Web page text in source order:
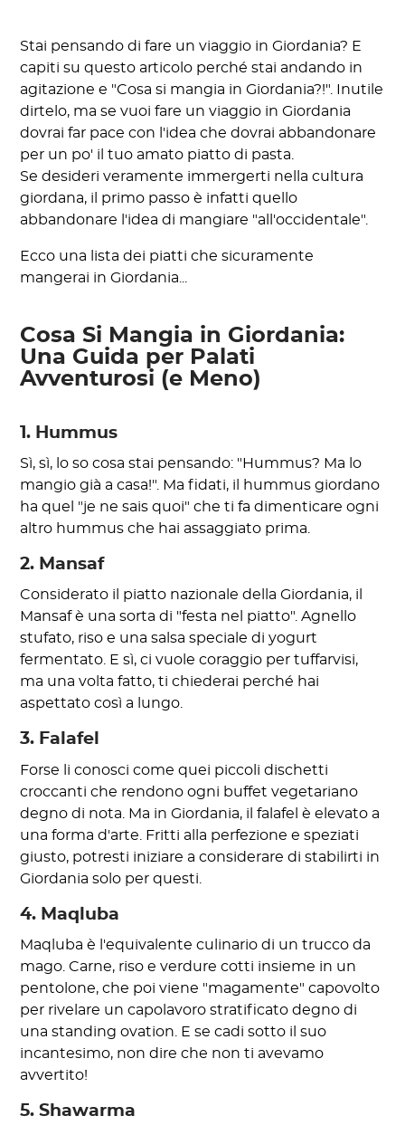
Stai pensando di fare un viaggio in Giordania? E
capiti su questo articolo perché stai andando in
agitazione e "Cosa si mangia in Giordania?!". Inutile
dirtelo, ma se vuoi fare un viaggio in Giordania
dovrai far pace con l'idea che dovrai abbandonare
per un po' il tuo amato piatto di pasta.
Se desideri veramente immergerti nella cultura
giordana, il primo passo è infatti quello
abbandonare l'idea di mangiare "all'occidentale".
Ecco una lista dei piatti che sicuramente
mangerai in Giordania...
Cosa Si Mangia in Giordania:
Una Guida per Palati
Avventurosi (e Meno)
1. Hummus
Sì, sì, lo so cosa stai pensando: "Hummus? Ma lo
mangio già a casa!". Ma fidati, il hummus giordano
ha quel "je ne sais quoi" che ti fa dimenticare ogni
altro hummus che hai assaggiato prima.
2. Mansaf
Considerato il piatto nazionale della Giordania, il
Mansaf è una sorta di "festa nel piatto". Agnello
stufato, riso e una salsa speciale di yogurt
fermentato. E sì, ci vuole coraggio per tuffarvisi,
ma una volta fatto, ti chiederai perché hai
aspettato così a lungo.
3. Falafel
Forse li conosci come quei piccoli dischetti
croccanti che rendono ogni buffet vegetariano
degno di nota. Ma in Giordania, il falafel è elevato a
una forma d'arte. Fritti alla perfezione e speziati
giusto, potresti iniziare a considerare di stabilirti in
Giordania solo per questi.
4. Maqluba
Maqluba è l'equivalente culinario di un trucco da
mago. Carne, riso e verdure cotti insieme in un
pentolone, che poi viene "magamente" capovolto
per rivelare un capolavoro stratificato degno di
una standing ovation. E se cadi sotto il suo
incantesimo, non dire che non ti avevamo
avvertito!
5. Shawarma